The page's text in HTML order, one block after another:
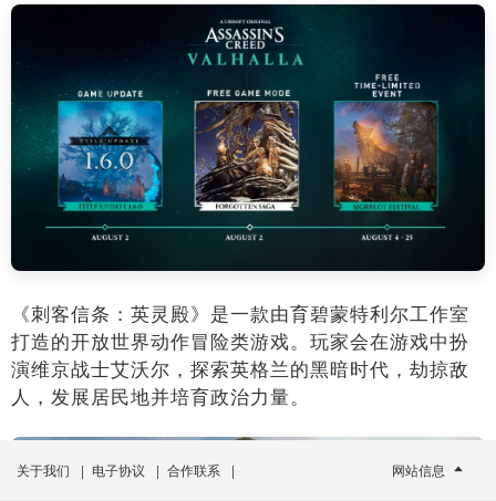
《刺客信条：英灵殿》是一款由育碧蒙特利尔工作室
打造的开放世界动作冒险类游戏。玩家会在游戏中扮
演维京战士艾沃尔，探索英格兰的黑暗时代，劫掠敌
人，发展居民地并培育政治力量。
关于我们 | 电子协议 | 合作联系 | 网站信息